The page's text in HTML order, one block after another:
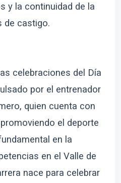
y la continuidad de la
de castigo.
celebraciones del Día
por el entrenador
quien cuenta con
el deporte
en la
en el Valle de
nace para celebrar